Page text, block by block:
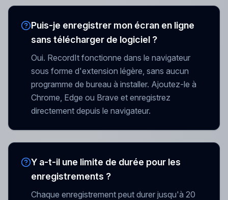
Puis-je enregistrer mon écran en ligne
sans télécharger de logiciel ?
Oui. RecordIt fonctionne dans le navigateur
sous forme d'extension légère, sans aucun
programme de bureau à installer. Ajoutez-le à
Chrome, Edge ou Brave et enregistrez
directement depuis le navigateur.
Y a-t-il une limite de durée pour les
enregistrements ?
Chaque enregistrement peut durer jusqu'à 20